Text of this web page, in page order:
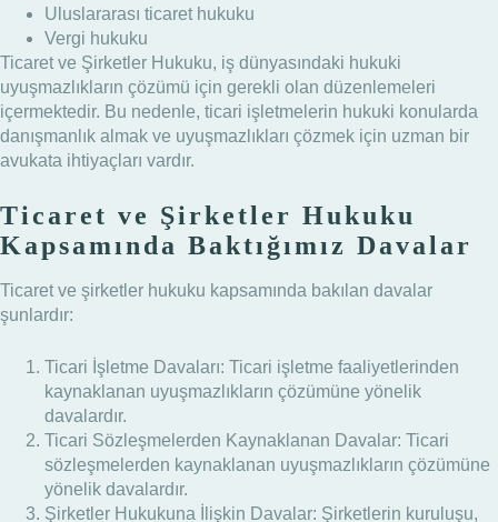
Uluslararası ticaret hukuku
Vergi hukuku
Ticaret ve Şirketler Hukuku, iş dünyasındaki hukuki
uyuşmazlıkların çözümü için gerekli olan düzenlemeleri
içermektedir. Bu nedenle, ticari işletmelerin hukuki konularda
danışmanlık almak ve uyuşmazlıkları çözmek için uzman bir
avukata ihtiyaçları vardır.
Ticaret ve Şirketler Hukuku
Kapsamında Baktığımız Davalar
Ticaret ve şirketler hukuku kapsamında bakılan davalar
şunlardır:
Ticari İşletme Davaları: Ticari işletme faaliyetlerinden
kaynaklanan uyuşmazlıkların çözümüne yönelik
davalardır.
Ticari Sözleşmelerden Kaynaklanan Davalar: Ticari
sözleşmelerden kaynaklanan uyuşmazlıkların çözümüne
yönelik davalardır.
Şirketler Hukukuna İlişkin Davalar: Şirketlerin kuruluşu,